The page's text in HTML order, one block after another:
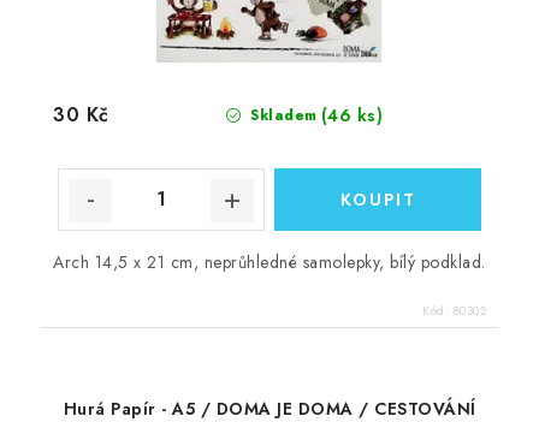
Skladem (46 ks)
30 Kč
Arch 14,5 x 21 cm, neprůhledné samolepky, bílý podklad.
Kód: 80302
Hurá Papír - A5 / DOMA JE DOMA / CESTOVÁNÍ